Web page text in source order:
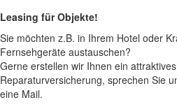
Leasing für Objekte!
Sie möchten z.B. in Ihrem Hotel oder
Fernsehgeräte austauschen?
Gerne erstellen wir Ihnen ein
Reparaturversicherung, sprechen Sie
eine Mail.